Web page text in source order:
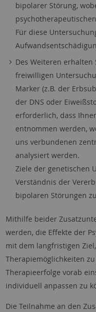
bipolarer Störung,
Für diese
Des Weiteren
freiwilligen
Marker (z.B. der
der DNS oder
erforderlich, dass
entnommen werden,
uns verbundenen
analysiert werden.
Ziele der genetischen
Verständnis der
bipolaren Störungen
Mithilfe beider
werden, die Effekte der
mit dem langfristigen
Therapiemöglichkeiten
Therapieerfolge vorab
individuell anpassen zu
Die Teilnahme an den